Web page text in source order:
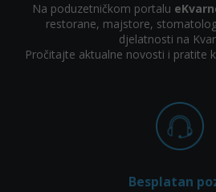
Na poduzetničkom portalu
restorane, majstore,
djelatnosti na
Pročitajte aktualne novosti i pratite
Besplatan